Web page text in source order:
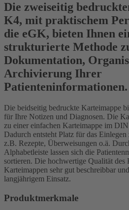
Die zweiseitig
K4, mit praktischem
die eGK, bieten Ihnen
strukturierte Methode
Dokumentation,
Archivierung Ihrer
Patienteninformationen.
Die beidseitig bedruckte Karteimappe
für Ihre Notizen und Diagnosen. Die
zu einer einfachen Karteimappe im
Dadurch entsteht Platz für das
z.B. Rezepte, Überweisungen o.ä.
Alphabetleiste lassen sich die
sortieren. Die hochwertige Qualität des
Karteimappen sehr gut beschreibbar
langjährigem Einsatz.
Produktmerkmale